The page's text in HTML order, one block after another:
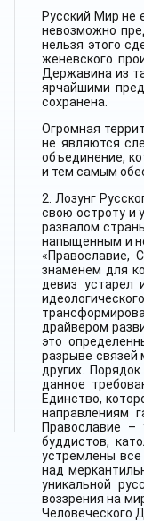
Русский Мир не
невозможно
нельзя этого
женевского
Державина из
ярчайшими
сохранена.
Огромная
не являются
объединение,
и тем самым
2. Лозунг
свою остроту и
развалом
напыщенным и
«Православие,
знаменем для
девиз устарел
драйвером
это
разрыве связей
других.
данное
Единство,
направлениям
Православие –
буддистов,
устремлены
над
уникальной
воззрения на
Человеческого